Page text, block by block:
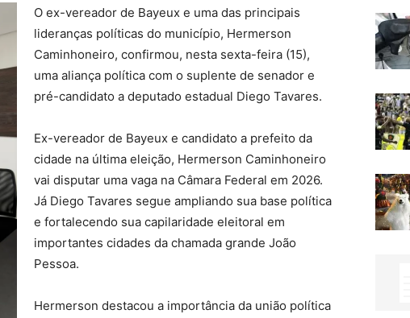
O ex-vereador de Bayeux e uma das principais
lideranças políticas do município, Hermerson
Caminhoneiro, confirmou, nesta sexta-feira (15),
uma aliança política com o suplente de senador e
pré-candidato a deputado estadual Diego Tavares.
Ex-vereador de Bayeux e candidato a prefeito da
cidade na última eleição, Hermerson Caminhoneiro
vai disputar uma vaga na Câmara Federal em 2026.
Já Diego Tavares segue ampliando sua base política
e fortalecendo sua capilaridade eleitoral em
importantes cidades da chamada grande João
Pessoa.
Hermerson destacou a importância da união política